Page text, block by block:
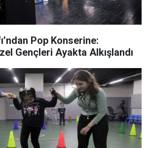
Pop Konserine:
Gençleri Ayakta Alkışlandı